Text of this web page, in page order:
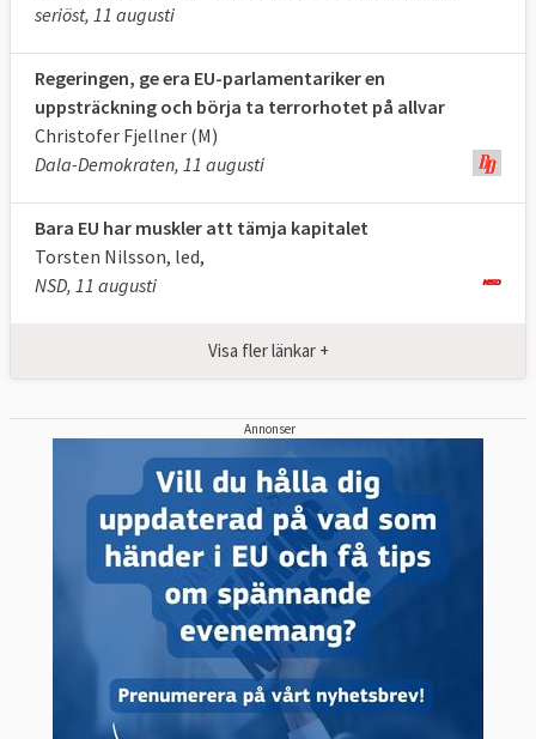
seriöst, 11 augusti
Regeringen, ge era EU-parlamentariker en
uppsträckning och börja ta terrorhotet på allvar
Christofer Fjellner (M)
Dala-Demokraten, 11 augusti
Bara EU har muskler att tämja kapitalet
Torsten Nilsson, led,
NSD, 11 augusti
Visa fler länkar +
Annonser